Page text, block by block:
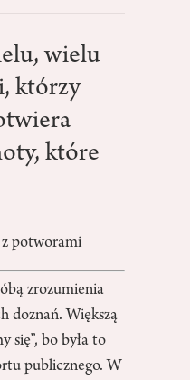
wielu
którzy
które
potworami
zrozumienia
doznań. Większą
się”, bo była to
publicznego. W